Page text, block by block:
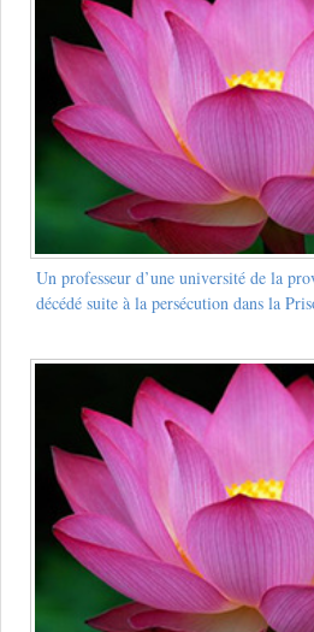
Un professeur d’une université de la
décédé suite à la persécution dans la